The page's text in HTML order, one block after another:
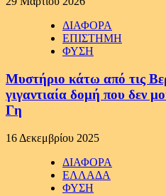
ΔΙΑΦΟΡΑ
ΕΠΙΣΤΗΜΗ
ΦΥΣΗ
Μυστήριο κάτω από τις
γιγαντιαία δομή που δεν
Γη
16 Δεκεμβρίου 2025
ΔΙΑΦΟΡΑ
ΕΛΛΑΔΑ
ΦΥΣΗ